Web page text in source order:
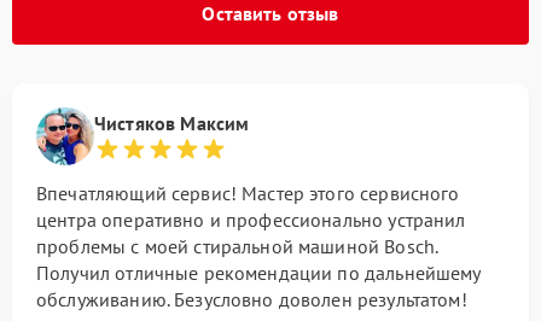
Оставить отзыв
Чистяков Максим
Впечатляющий сервис! Мастер этого сервисного
центра оперативно и профессионально устранил
проблемы с моей стиральной машиной Bosch.
Получил отличные рекомендации по дальнейшему
обслуживанию. Безусловно доволен результатом!